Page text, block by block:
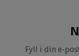
Fyll i din e-